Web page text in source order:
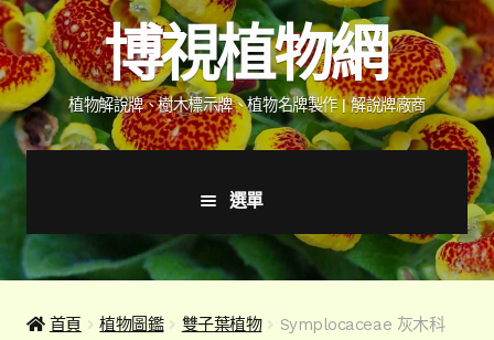
跳
至
導
覽
列
跳
至
主
要
內
容
博視植物網
植物解說牌、樹木標示牌、植物名牌製作 | 解說牌廠商
選單
首頁
產品價格表
首頁 植物圖鑑 雙子葉植物 Symplocaceae 灰木科